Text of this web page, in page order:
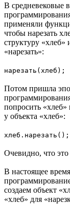
В средневековые
применяли
чтобы нарезать
структуру «хлеб»
«нарезать»:
нарезать(хлеб);
Потом пришла
попросить «хлеб»
у объекта «хлеб»:
хлеб.нарезать();
Очевидно, что
В настоящее
создаем объект
«хлеб» для